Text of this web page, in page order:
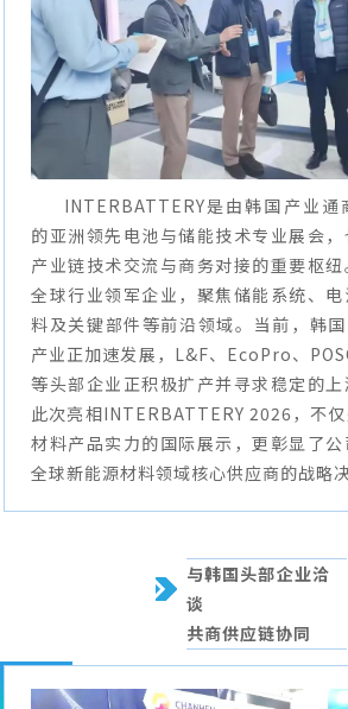
INTERBATTERY是由韩国产业通
的亚洲领先电池与储能技术专业展会
产业链技术交流与商务对接的重要枢
全球行业领军企业，聚焦储能系统、
料及关键部件等前沿领域。当前，韩
产业正加速发展，L&F、EcoPro、
等头部企业正积极扩产并寻求稳定的上
此次亮相INTERBATTERY 2026，不
材料产品实力的国际展示，更彰显了公
全球新能源材料领域核心供应商的战略决
与韩国头部企业洽
谈
共商供应链协同